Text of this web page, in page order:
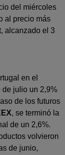
del miércoles
al precio más
alcanzado el 3
en el
de julio un 2,9%
de los futuros
, se terminó la
de un 2,6%.
volvieron
de junio,